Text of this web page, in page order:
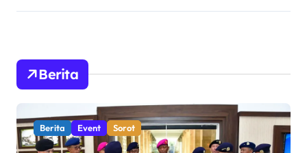
Berita
Berita Event Sorot